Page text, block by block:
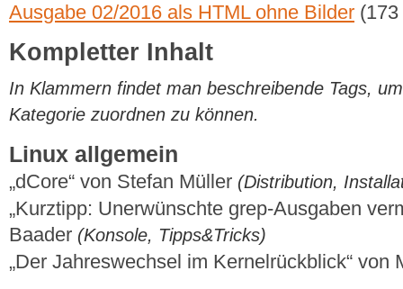
Ausgabe 02/2016 als HTML ohne Bilder
Kompletter Inhalt
In Klammern findet man beschreibende Tags,
Kategorie zuordnen zu können.
Linux allgemein
„dCore“ von Stefan Müller (Distribution,
„Kurztipp: Unerwünschte grep-Ausgaben
Baader (Konsole, Tipps&Tricks)
„Der Jahreswechsel im Kernelrückblick“ von